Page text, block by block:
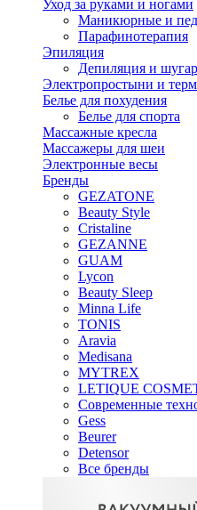
Уход за руками и ногами
Маникюрные и
Парафинотерапия
Эпиляция
Депиляция и
Электропростыни и
Белье для похудения
Белье для спорта
Массажные кресла
Массажеры для шеи
Электронные весы
Бренды
GEZATONE
Beauty Style
Cristaline
GEZANNE
GUAM
Lycon
Beauty Sleep
Minna Life
TONIS
Aravia
Medisana
MYTREX
LETIQUE
Современные
Gess
Beurer
Detensor
Все бренды